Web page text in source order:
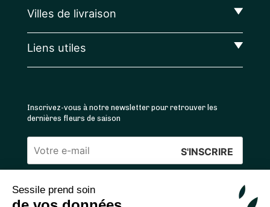
Sessile prend soin
Villes de livraison
Liens utiles
Inscrivez-vous à notre newsletter pour retrouver les
dernières fleurs de saison
Veuillez
ce
champ
4.4 /5 ⭐ | 120 000+ bouquets livrés |